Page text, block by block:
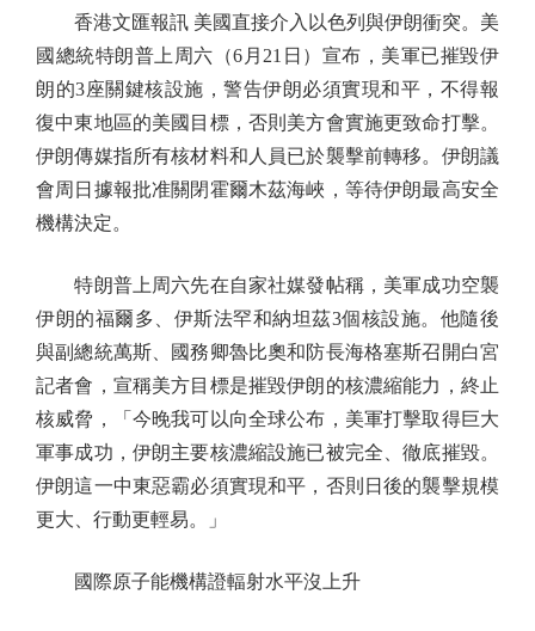
香港文匯報訊 美國直接介入以色列與伊朗衝突。美
國總統特朗普上周六（6月21日）宣布，美軍已摧毀伊
朗的3座關鍵核設施，警告伊朗必須實現和平，不得報
復中東地區的美國目標，否則美方會實施更致命打擊。
伊朗傳媒指所有核材料和人員已於襲擊前轉移。伊朗議
會周日據報批准關閉霍爾木茲海峽，等待伊朗最高安全
機構決定。
特朗普上周六先在自家社媒發帖稱，美軍成功空襲
伊朗的福爾多、伊斯法罕和納坦茲3個核設施。他隨後
與副總統萬斯、國務卿魯比奧和防長海格塞斯召開白宮
記者會，宣稱美方目標是摧毀伊朗的核濃縮能力，終止
核威脅，「今晚我可以向全球公布，美軍打擊取得巨大
軍事成功，伊朗主要核濃縮設施已被完全、徹底摧毀。
伊朗這一中東惡霸必須實現和平，否則日後的襲擊規模
更大、行動更輕易。」
國際原子能機構證輻射水平沒上升